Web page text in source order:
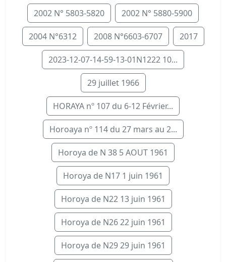
2002 N° 5803-5820 2002 N° 5880-5900
2004 N°6312 2008 N°6603-6707 2017
2023-12-07-14-59-13-01N1222 10...
29 juillet 1966
HORAYA nº 107 du 6-12 Février...
Horoaya nº 114 du 27 mars au 2...
Horoya de N 38 5 AOUT 1961
Horoya de N17 1 juin 1961
Horoya de N22 13 juin 1961
Horoya de N26 22 juin 1961
Horoya de N29 29 juin 1961